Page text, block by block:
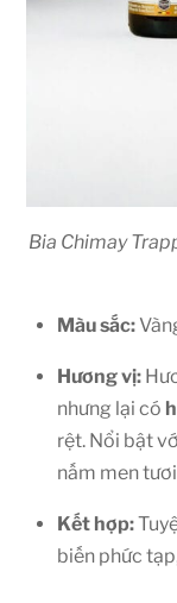
Bia Chimay
Màu sắc:
Hương vị:
nhưng lại có
rệt. Nổi bật
nấm men
Kết hợp:
biến phức